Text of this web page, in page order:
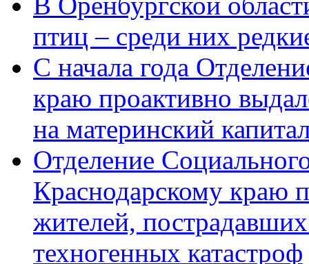
птиц – среди них
С начала года
краю проактивно
на материнский
Отделение
Краснодарскому краю
жителей,
техногенных катастроф